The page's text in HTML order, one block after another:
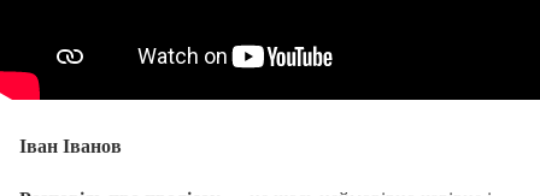
Іван Іванов